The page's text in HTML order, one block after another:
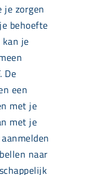
je zorgen
behoefte
je
De
een
met je
met je
naar